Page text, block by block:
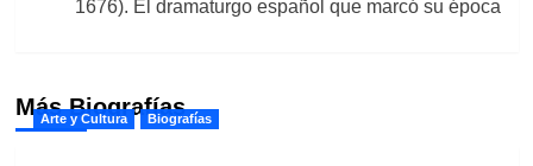
1676). El dramaturgo español que marcó su época
Más Biografías
Arte y Cultura Biografías